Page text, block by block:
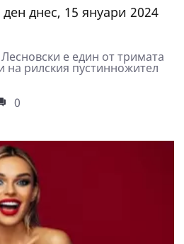
днес, 15 януари 2024
е един от тримата
на рилския пустинножител
0